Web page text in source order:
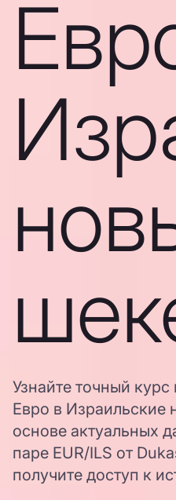
Узнайте точный
Евро в Израильские
основе актуальных
паре EUR/ILS от
получите доступ к